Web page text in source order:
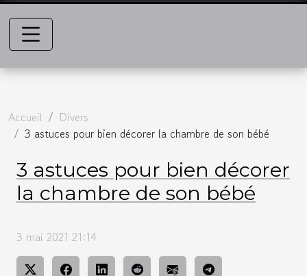
Accueil
Divers
3 astuces pour bien décorer la chambre de son bébé
3 astuces pour bien décorer
la chambre de son bébé
3 mai 2021 21:14